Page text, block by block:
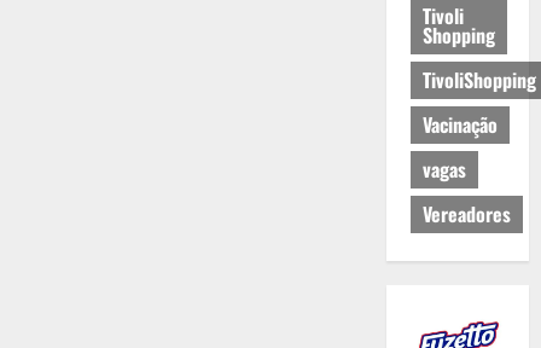
Tivoli
Shopping
TivoliShopping
Vacinação
vagas
Vereadores